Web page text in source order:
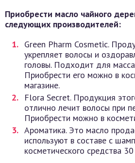
Приобрести масло чайного
следующих производителей:
Green Pharm Cosmetic.
укрепляет волосы и
головы. Подходит для
Приобрести его можно в
магазине.
Flora Secret. Продукция
отлично лечит волосы при
Приобрести можно в
Ароматика. Это масло
используют в составе с
косметического средства